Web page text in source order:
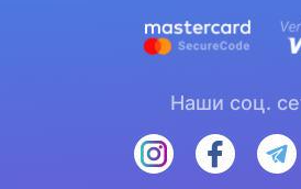
Наши соц.